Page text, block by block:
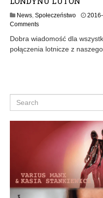
News Społeczeństwo
Comments
Dobra wiadomość dla
połączenia lotnicze z
Search